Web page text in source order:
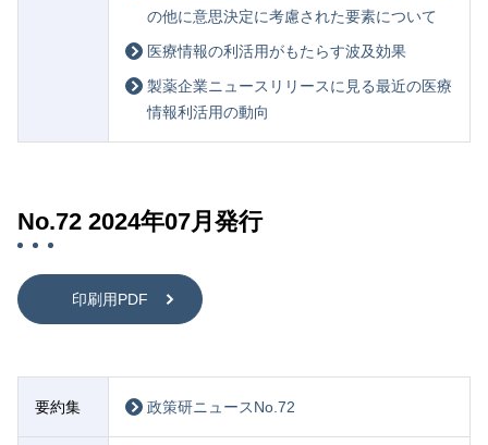
の他に意思決定に考慮された要素について
医療情報の利活用がもたらす波及効果
製薬企業ニュースリリースに見る最近の医療
情報利活用の動向
No.72 2024年07月発行
印刷用PDF
要約集 政策研ニュースNo.72